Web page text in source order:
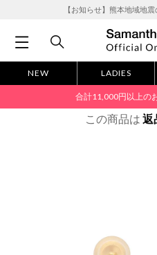
【お知らせ】熊本地域地
NEW LADIES
合計11,000円以上の
この商品は 返